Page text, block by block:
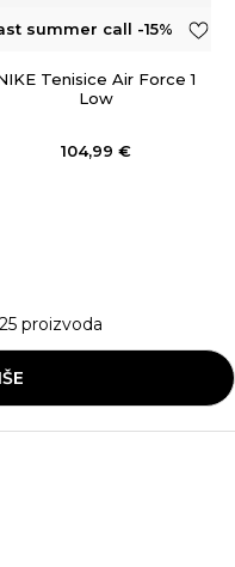
summer call -15%
Tenisice Air Force 1
Low
104,99 €
proizvoda